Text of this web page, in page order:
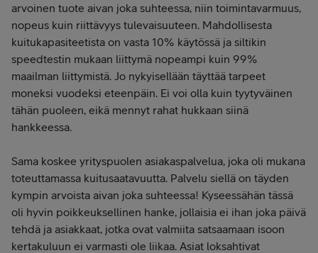
arvoinen tuote aivan joka suhteessa, niin toimintavarmuus,
nopeus kuin riittävyys tulevaisuuteen. Mahdollisesta
kuitukapasiteetista on vasta 10% käytössä ja siltikin
speedtestin mukaan liittymä nopeampi kuin 99%
maailman liittymistä. Jo nykyisellään täyttää tarpeet
moneksi vuodeksi eteenpäin. Ei voi olla kuin tyytyväinen
tähän puoleen, eikä mennyt rahat hukkaan siinä
hankkeessa.
Sama koskee yrityspuolen asiakaspalvelua, joka oli mukana
toteuttamassa kuitusaatavuutta. Palvelu siellä on täyden
kympin arvoista aivan joka suhteessa! Kyseessähän tässä
oli hyvin poikkeuksellinen hanke, jollaisia ei ihan joka päivä
tehdä ja asiakkaat, jotka ovat valmiita satsaamaan isoon
kertakuluun ei varmasti ole liikaa. Asiat loksahtivat